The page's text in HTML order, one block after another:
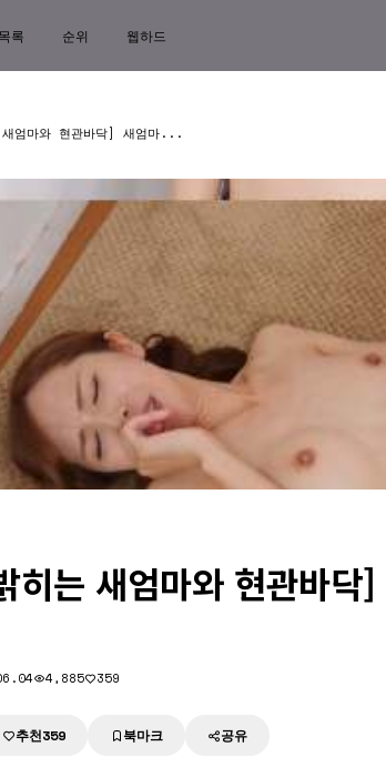
목록 순위 웹하드
엄마와 현관바닥] 새엄마...
히는 새엄마와 현관바닥
4,885 359
추천359 북마크 공유